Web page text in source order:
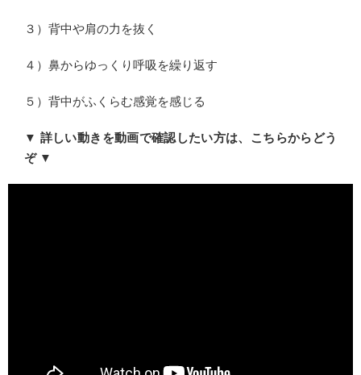
３）背中や肩の力を抜く
４）鼻からゆっくり呼吸を繰り返す
５）背中がふくらむ感覚を感じる
▼ 詳しい動きを動画で確認したい方は、こちらからどう
ぞ ▼